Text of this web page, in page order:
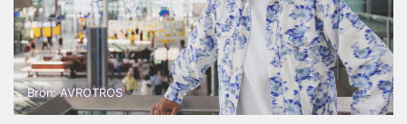
Bron: AVROTROS